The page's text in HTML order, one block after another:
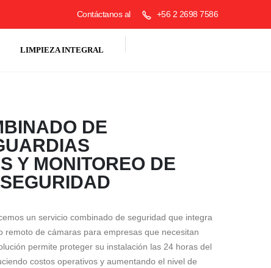
Contáctanos al +56 2 2698 7586
LIMPIEZA INTEGRAL
DE
Y MONITOREO DE
un servicio combinado de seguridad que integra
remoto de cámaras para empresas que necesitan
permite proteger su instalación las 24 horas del
costos operativos y aumentando el nivel de